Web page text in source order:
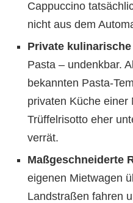
Cappuccino
nicht aus dem
Private
Pasta – undenkbar.
bekannten Pasta-
privaten Küche einer
Trüffelrisotto eher
verrät.
Maßgeschneiderte
eigenen Mietwagen
Landstraßen fahren